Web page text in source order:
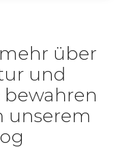
über
und
bewahren
unserem